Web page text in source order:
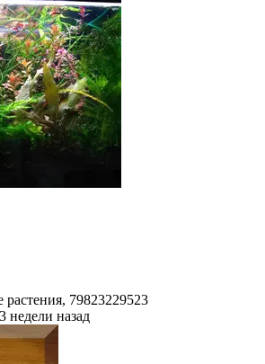
79823229523
3 недели назад